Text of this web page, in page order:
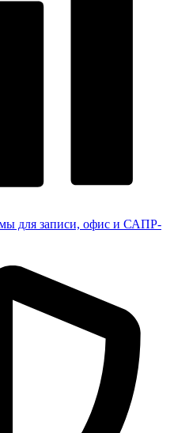
для записи, офис и САПР-